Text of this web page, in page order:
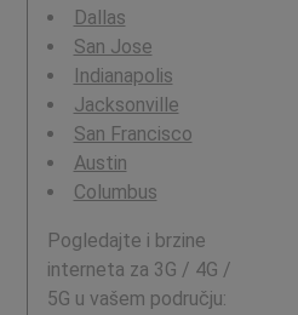
Dallas
San Jose
Indianapolis
Jacksonville
San Francisco
Austin
Columbus
Pogledajte i brzine
interneta za 3G / 4G /
5G u vašem području: